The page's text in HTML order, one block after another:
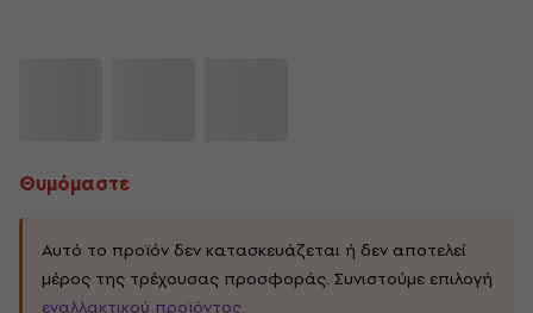
Θυμόμαστε
Αυτό το προϊόν δεν κατασκευάζεται ή δεν αποτελεί
μέρος της τρέχουσας προσφοράς. Συνιστούμε επιλογή